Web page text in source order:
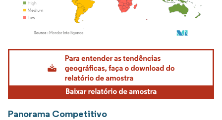
Imagem © Mordor Intelligence. O reuso requer atribuição conforme CC BY 4.0.
Panorama Competitivo